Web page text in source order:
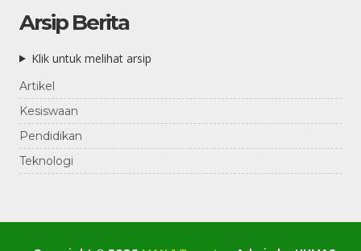
Arsip Berita
Klik untuk melihat arsip
Artikel
Kesiswaan
Pendidikan
Teknologi